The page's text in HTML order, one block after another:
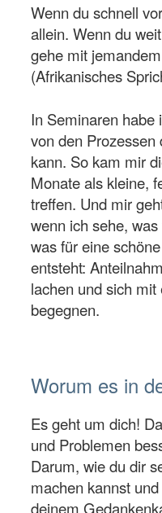
Wenn du schnell
allein. Wenn du
gehe mit
(Afrikanisches
In Seminaren habe
von den Prozessen
kann. So kam mir
Monate als kleine,
treffen. Und mir
wenn ich sehe,
was für eine
entsteht:
lachen und sich
begegnen.
Worum es in
Es geht um dich!
und Problemen
Darum, wie du dir
machen kannst
deinem